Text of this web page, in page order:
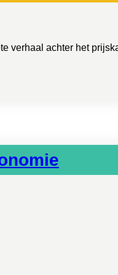
verhaal achter het